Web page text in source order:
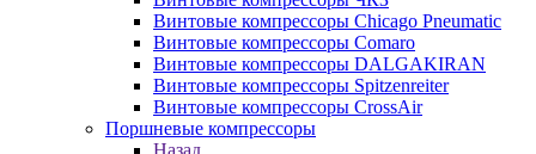
Винтовые компрессоры Chicago Pneumatic
Винтовые компрессоры Comaro
Винтовые компрессоры DALGAKIRAN
Винтовые компрессоры Spitzenreiter
Винтовые компрессоры CrossAir
Поршневые компрессоры
Назад